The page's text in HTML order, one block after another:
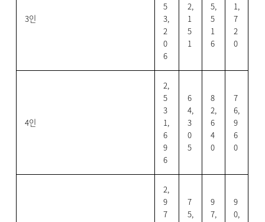
3인
5
3,
2
0
6
2,
1
5
1
5,
5
1
6
1,
7
2
0
4인
2,
5
3
1,
6
9
6
6
4,
3
0
5
8
2,
6
4
0
7
6,
9
6
0
2,
9
7
7
5,
9
7,
9
0,